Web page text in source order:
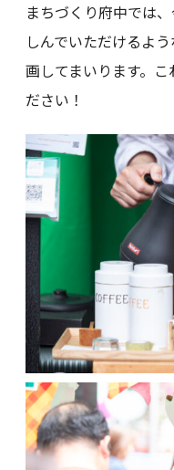
まちづくり府中では
しんでいただけるよ
画してまいります。
ださい！